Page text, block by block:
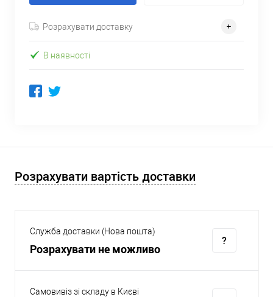
Розрахувати доставку
В наявності
Розрахувати вартість доставки
Служба доставки (Нова пошта)
Розрахувати не можливо
Самовивіз зі складу в Києві